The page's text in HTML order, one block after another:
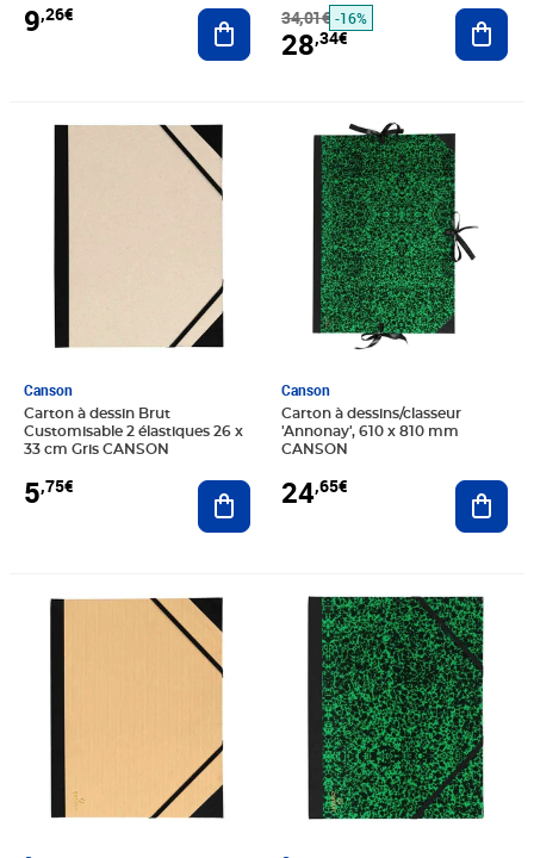
9,26€ Ajouter au panier
34,01€ -16%
28,34€
Canson
Carton à dessin Brut
Customisable 2 élastiques 26 x
33 cm Gris CANSON
5,75€ Ajouter au panier
Canson
Carton à dessins/classeur
'Annonay', 610 x 810 mm
CANSON
24,65€
Prix 24,65€
Prix 19,94€ Prix 6,30€